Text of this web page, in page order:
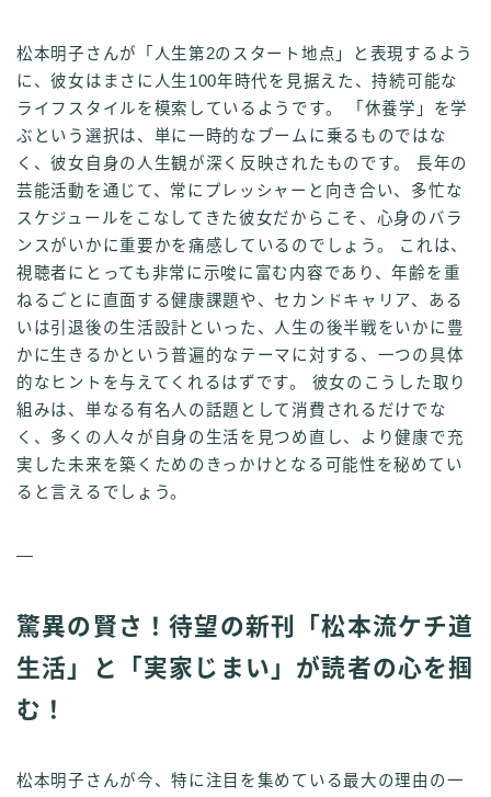
松本明子さんが「人生第2のスタート地点」と表現するよう
に、彼女はまさに人生100年時代を見据えた、持続可能な
ライフスタイルを模索しているようです。 「休養学」を学
ぶという選択は、単に一時的なブームに乗るものではな
く、彼女自身の人生観が深く反映されたものです。 長年の
芸能活動を通じて、常にプレッシャーと向き合い、多忙な
スケジュールをこなしてきた彼女だからこそ、心身のバラ
ンスがいかに重要かを痛感しているのでしょう。 これは、
視聴者にとっても非常に示唆に富む内容であり、年齢を重
ねるごとに直面する健康課題や、セカンドキャリア、ある
いは引退後の生活設計といった、人生の後半戦をいかに豊
かに生きるかという普遍的なテーマに対する、一つの具体
的なヒントを与えてくれるはずです。 彼女のこうした取り
組みは、単なる有名人の話題として消費されるだけでな
く、多くの人々が自身の生活を見つめ直し、より健康で充
実した未来を築くためのきっかけとなる可能性を秘めてい
ると言えるでしょう。
—
驚異の賢さ！待望の新刊「松本流ケチ道
生活」と「実家じまい」が読者の心を掴
む！
松本明子さんが今、特に注目を集めている最大の理由の一